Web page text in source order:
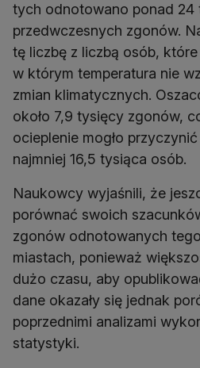
tych odnotowano ponad 24
przedwczesnych zgonów.
tę liczbę z liczbą osób, które
w którym temperatura nie
zmian klimatycznych.
około 7,9 tysięcy zgonów,
ocieplenie mogło
najmniej 16,5 tysiąca osób.
Naukowcy wyjaśnili, że
porównać swoich
zgonów odnotowanych
miastach, ponieważ
dużo czasu, aby
dane okazały się jednak
poprzednimi analizami
statystyki.